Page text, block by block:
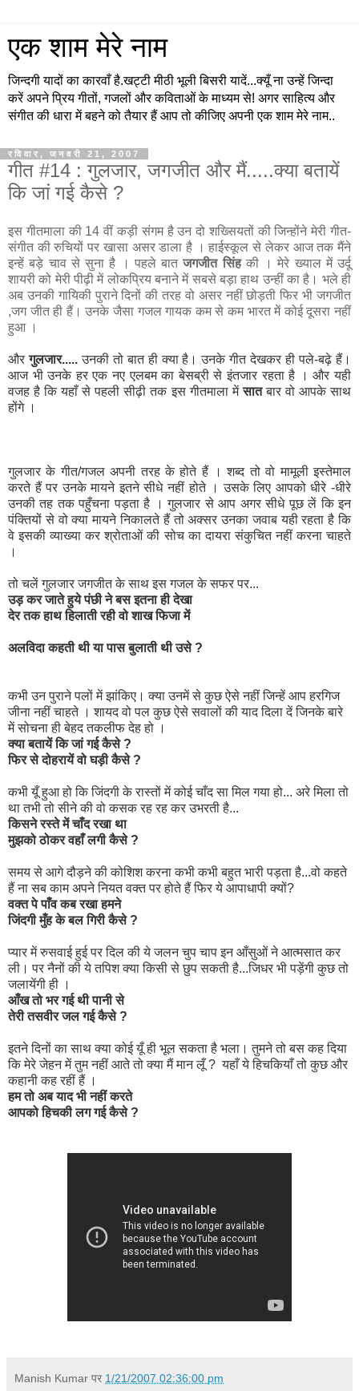
एक शाम मेरे नाम
जिन्दगी यादों का कारवाँ है.खट्टी मीठी भूली बिसरी यादें...क्यूँ ना उन्हें जिन्दा
करें अपने प्रिय गीतों, गजलों और कविताओं के माध्यम से! अगर साहित्य और
संगीत की धारा में बहने को तैयार हैं आप तो कीजिए अपनी एक शाम मेरे नाम..
रविवार, जनवरी 21, 2007
गीत #14 : गुलजार, जगजीत और मैं.....क्या बतायें
कि जां गई कैसे ?
इस गीतमाला की 14 वीं कड़ी संगम है उन दो शख्सियतों की जिन्होंने मेरी गीत-
संगीत की रुचियों पर खासा असर डाला है । हाईस्कूल से लेकर आज तक मैंने
इन्हें बड़े चाव से सुना है । पहले बातजगजीत सिंहकी । मेरे ख्याल में उर्दू
शायरी को मेरी पीढ़ी में लोकप्रिय बनाने में सबसे बड़ा हाथ उन्हीं का है। भले ही
अब उनकी गायिकी पुराने दिनों की तरह वो असर नहीं छोड़ती फिर भी जगजीत
,जग जीत ही हैं। उनके जैसा गजल गायक कम से कम भारत में कोई दूसरा नहीं
हुआ ।
औरगुलजार.....उनकी तो बात ही क्या है। उनके गीत देखकर ही पले-बढ़े हैं।
आज भी उनके हर एक नए एलबम का बेसब्री से इंतजार रहता है । और यही
वजह है कि यहाँ से पहली सीढ़ी तक इस गीतमाला मेंसातबार वो आपके साथ
होंगे ।
गुलजार के गीत/गजल अपनी तरह के होते हैं । शब्द तो वो मामूली इस्तेमाल
करते हैं पर उनके मायने इतने सीधे नहीं होते । उसके लिए आपको धीरे -धीरे
उनकी तह तक पहुँचना पड़ता है । गुलजार से आप अगर सीधे पूछ लें कि इन
पंक्तियों से वो क्या मायने निकालते हैं तो अक्सर उनका जवाब यही रहता है कि
वे इसकी व्याख्या कर श्रोताओं की सोच का दायरा संकुचित नहीं करना चाहते
।
तो चलें गुलजार जगजीत के साथ इस गजल के सफर पर...
उड़ कर जाते हुये पंछी ने बस इतना ही देखा
देर तक हाथ हिलाती रही वो शाख फिजा में
अलविदा कहती थी या पास बुलाती थी उसे ?
कभी उन पुराने पलों में झांकिए। क्या उनमें से कुछ ऐसे नहीं जिन्हें आप हरगिज
जीना नहीं चाहते । शायद वो पल कुछ ऐसे सवालों की याद दिला दें जिनके बारे
में सोचना ही बेहद तकलीफ देह हो ।
क्या बतायें कि जां गई कैसे ?
फिर से दोहरायें वो घड़ी कैसे ?
कभी यूँ हुआ हो कि जिंदगी के रास्तों में कोई चाँद सा मिल गया हो... अरे मिला तो
था तभी तो सीने की वो कसक रह रह कर उभरती है...
किसने रस्ते में चाँद रखा था
मुझको ठोकर वहाँ लगी कैसे ?
समय से आगे दौड़ने की कोशिश करना कभी कभी बहुत भारी पड़ता है...वो कहते
हैं ना सब काम अपने नियत वक्त पर होते हैं फिर ये आपाधापी क्यों?
वक्त पे पाँव कब रखा हमने
जिंदगी मुँह के बल गिरी कैसे ?
प्यार में रुसवाई हुई पर दिल की ये जलन चुप चाप इन आँसुओं ने आत्मसात कर
ली। पर नैनों की ये तपिश क्या किसी से छुप सकती है...जिधर भी पड़ेंगी कुछ तो
जलायेंगी ही ।
आँख तो भर गई थी पानी से
तेरी तसवीर जल गई कैसे ?
इतने दिनों का साथ क्या कोई यूँ ही भूल सकता है भला। तुमने तो बस कह दिया
कि मेरे जेहन में तुम नहीं आते तो क्या मैं मान लूँ ? यहाँ ये हिचकियाँ तो कुछ और
कहानी कह रहीं हैं ।
हम तो अब याद भी नहीं करते
आपको हिचकी लग गई कैसे ?
Manish Kumar पर 1/21/2007 02:36:00 pm